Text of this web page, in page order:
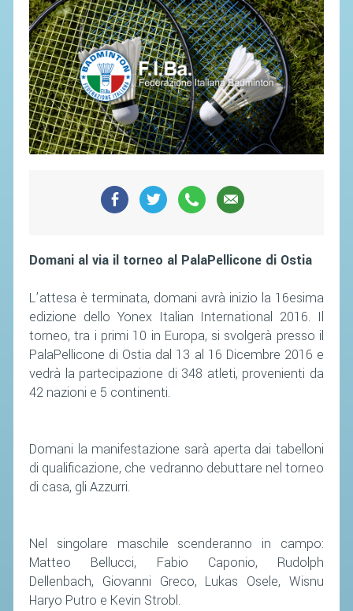
Domani al via il torneo al PalaPellicone di Ostia
L’attesa è terminata, domani avrà inizio la 16esima
edizione dello Yonex Italian International 2016. Il
torneo, tra i primi 10 in Europa, si svolgerà presso il
PalaPellicone di Ostia dal 13 al 16 Dicembre 2016 e
vedrà la partecipazione di 348 atleti, provenienti da
42 nazioni e 5 continenti.
Domani la manifestazione sarà aperta dai tabelloni
di qualificazione, che vedranno debuttare nel torneo
di casa, gli Azzurri.
Nel singolare maschile scenderanno in campo:
Matteo Bellucci, Fabio Caponio, Rudolph
Dellenbach, Giovanni Greco, Lukas Osele, Wisnu
Haryo Putro e Kevin Strobl.
SEGRETERIA FEDERALE
CONTATTI
AVVISI E BANDI
CIRCOLARI
RESPONSABILITÀ SOCIALE
SAFEGUARDING
GIUSTIZIA FEDERALE
REGOLAMENTI
ORGANI DI GIUSTIZIA FEDERALE
MAGLIA AZZURRA
STAFF TECNICO
ATLETI D'INTERESSE NAZIONALE
SCHEDE ATLETI
COMMISSIONE ATLETI
TESSERAMENTO